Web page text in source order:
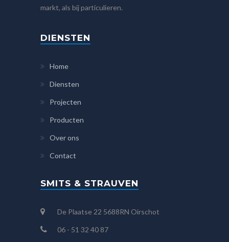
markt, als bij particulieren.
DIENSTEN
Home
Diensten
Projecten
Producten
Over ons
Contact
SMITS & STRAUVEN
De Plaatse 22 5688RN Oirschot
06 - 51 32 40 87